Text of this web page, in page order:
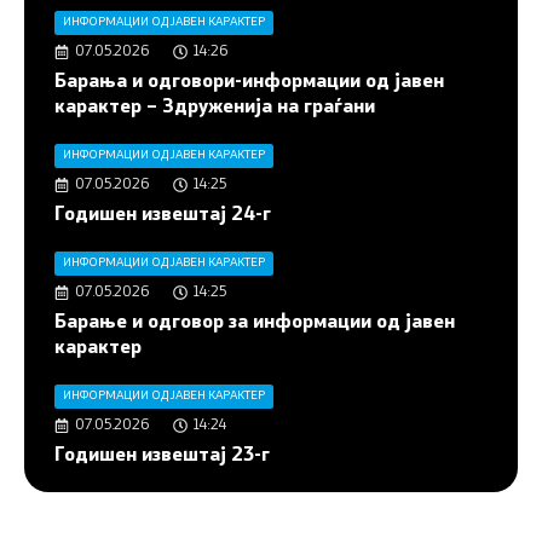
ИНФОРМАЦИИ ОД ЈАВЕН КАРАКТЕР
07.05.2026 14:26
Барања и одговори-информации од јавен
карактер – Здруженија на граѓани
ИНФОРМАЦИИ ОД ЈАВЕН КАРАКТЕР
07.05.2026 14:25
Годишен извештај 24-г
ИНФОРМАЦИИ ОД ЈАВЕН КАРАКТЕР
07.05.2026 14:25
Барање и одговор за информации од јавен
карактер
ИНФОРМАЦИИ ОД ЈАВЕН КАРАКТЕР
07.05.2026 14:24
Годишен извештај 23-г